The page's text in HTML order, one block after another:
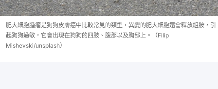
肥大細胞腫瘤是狗狗皮膚癌中比較常見的類型，異變的肥大細胞還會釋放組胺，引
起狗狗過敏，它會出現在狗狗的四肢、腹部以及胸部上。（Filip
Mishevski/unsplash）